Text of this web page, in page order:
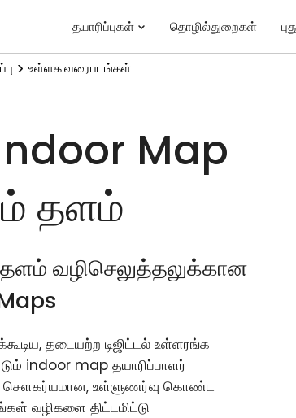
தயாரிப்புகள் தொழில்துறைகள்
உள்ளக வரைபடங்கள்
Map
தளம்
தளம் வழிசெலுத்தலுக்கான
தடையற்ற டிஜிட்டல் உள்ளரங்க
indoor map தயாரிப்பாளர்
செளகர்யமான, உள்ளுணர்வு கொண்ட
வழிகளை திட்டமிட்டு